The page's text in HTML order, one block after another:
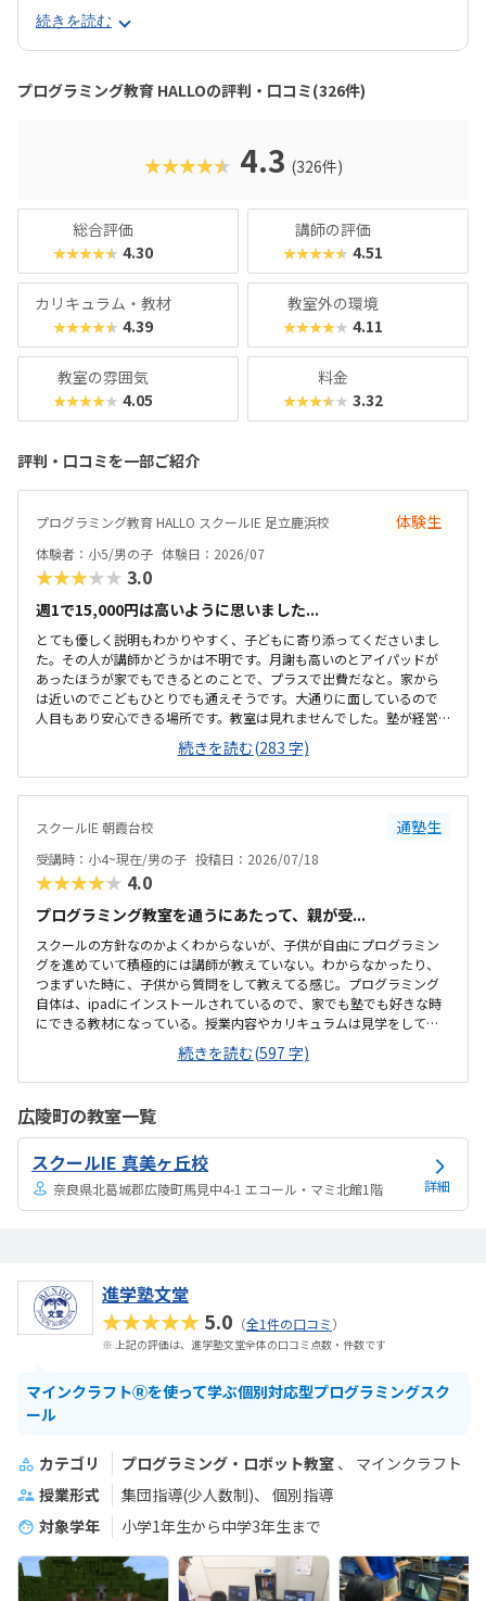
ラミングスキルが身につく「Playgram」には、まるでマイ
ンクラフト（マイクラ）のように3D空間をデザインできるモ
ードも。子どもの創造性と技術力、そのどちらも高めていけ
るスクールをお探しのご家庭にぴったりのスクールです。ま
た、運営元のやる気スイッチグループといえば、子どもの性
名。学習計画や講師とのマッチングに使われるそうで、「教
材はいいけど、先生との相性が……」なんてトラブルも極力
くの教室に足を運んでみてくださいね。
続きを読む
プログラミング教育 HALLOの評判・口コミ(326件)
★★★★★ 4.3 (326件)
総合評価
★★★★★ 4.30
講師の評価
★★★★★ 4.51
カリキュラム・教材
★★★★★ 4.39
教室外の環境
★★★★★ 4.11
教室の雰囲気
★★★★★ 4.05
料金
★★★★★ 3.32
評判・口コミを一部ご紹介
プログラミング教育 HALLO スクールIE 足立鹿浜校 体験生
体験者：小5/男の子 体験日：2026/07
★★★★★ 3.0
週1で15,000円は高いように思いました...
とても優しく説明もわかりやすく、子どもに寄り添ってくださいまし
た。その人が講師かどうかは不明です。月謝も高いのとアイパッドが
あったほうが家でもできるとのことで、プラスで出費だなと。家から
は近いのでこどもひとりでも通えそうです。大通りに面しているので
人目もあり安心できる場所です。教室は見れませんでした。塾が経営
しているとのことで塾の方の教室は少し覗けました。建物自体が古い
感じでした。週1で15,000円は高いように思いました。もう少し回数を
増やしてもらうか、下げてもらえると助かります。説明してくれた方
はとても説明がわかりやすく、こどもに寄り添ってくださいました。
続きを読む(283 字)
スクールIE 朝霞台校 通塾生
受講時：小4~現在/男の子 投稿日：2026/07/18
★★★★★ 4.0
プログラミング教室を通うにあたって、親が受...
スクールの方針なのかよくわからないが、子供が自由にプログラミン
グを進めていて積極的には講師が教えていない。わからなかったり、
つまずいた時に、子供から質問をして教えてる感じ。プログラミング
自体は、ipadにインストールされているので、家でも塾でも好きな時
にできる教材になっている。授業内容やカリキュラムは見学をしてい
ないので子供の話だが、積極的に講師が教えていないみたい。月1回は
プログラミングで作ったものを発表すると聞いていたが、実施してな
いみたい。駅からは徒歩ですぐ来れる距離で、一本道だから迷うこと
は路上駐車になります。駐輪スペースはあるので子供一人でも近い人
なら行けると思います。奥の方まで覗いたことはないので詳しくはわ
からないが、入り口や教室の内装は奇麗だと思います。気軽に入りや
すい感じがします。ひとそれぞれになってしまい...
続きを読む(597 字)
広陵町の教室一覧
スクールIE 真美ヶ丘校
奈良県北葛城郡広陵町馬見中4-1 エコール・マミ北館1階 詳細
進学塾文堂
★★★★★ 5.0 （全1件の口コミ）
※ 上記の評価は、進学塾文堂全体の口コミ点数・件数です
マインクラフトⓇを使って学ぶ個別対応型プログラミングスク
ール
カテゴリ プログラミング・ロボット教室
マインクラフト
授業形式
集団指導(少人数制)
個別指導
対象学年
小学1年生から中学3年生まで